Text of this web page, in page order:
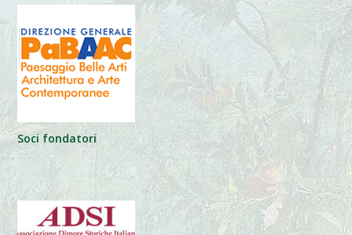
Soci fondatori